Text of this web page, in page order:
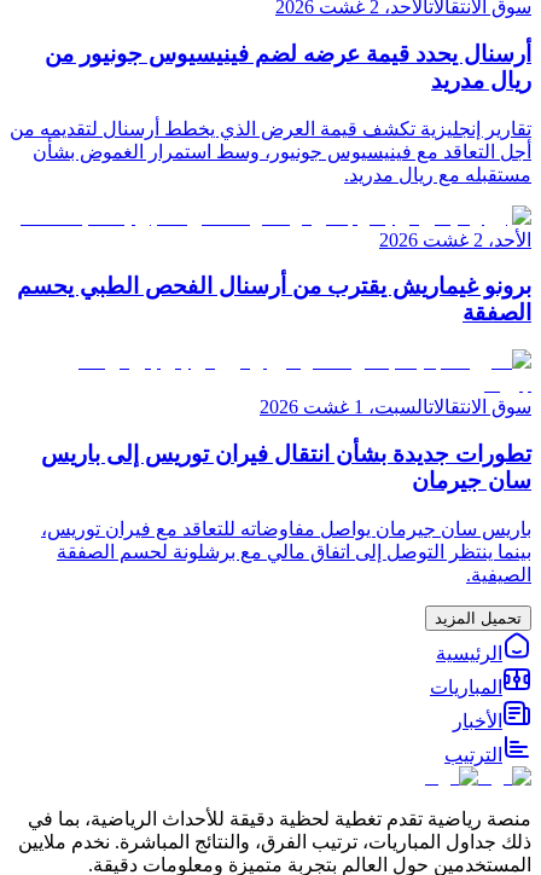
سوق الانتقالاتالأحد، 2 غشت 2026
أرسنال يحدد قيمة عرضه لضم فينيسيوس جونيور من
ريال مدريد
تقارير إنجليزية تكشف قيمة العرض الذي يخطط أرسنال لتقديمه من
أجل التعاقد مع فينيسيوس جونيور، وسط استمرار الغموض بشأن
مستقبله مع ريال مدريد.
الأحد، 2 غشت 2026
برونو غيماريش يقترب من أرسنال الفحص الطبي يحسم
الصفقة
سوق الانتقالاتالسبت، 1 غشت 2026
تطورات جديدة بشأن انتقال فيران توريس إلى باريس
سان جيرمان
باريس سان جيرمان يواصل مفاوضاته للتعاقد مع فيران توريس،
بينما ينتظر التوصل إلى اتفاق مالي مع برشلونة لحسم الصفقة
الصيفية.
تحميل المزيد
الرئيسية
المباريات
الأخبار
الترتيب
منصة رياضية تقدم تغطية لحظية دقيقة للأحداث الرياضية، بما في
ذلك جداول المباريات، ترتيب الفرق، والنتائج المباشرة. نخدم ملايين
المستخدمين حول العالم بتجربة متميزة ومعلومات دقيقة.